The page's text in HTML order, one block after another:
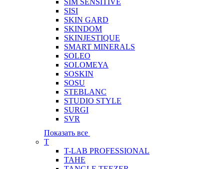
SIM SENSITIVE
SISI
SKIN GARD
SKINDOM
SKINJESTIQUE
SMART MINERALS
SOLEO
SOLOMEYA
SOSKIN
SOSU
STEBLANC
STUDIO STYLE
SURGI
SVR
Показать все
T
T-LAB PROFESSIONAL
TAHE